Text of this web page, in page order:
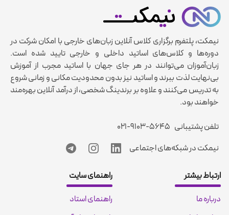
نیمکت، پلتفرم برگزاری کلاس آنلاین زبان‌های خارجی با امکان شرکت در
دوره‌ها و کلاس‌های اساتید داخلی و خارجی تایید شده است.
زبان‌آموزان می‌توانند در هر جای جهان با اساتید مجرب از آموزش
بی‌نهایت لذت ببرند و اساتید نیز بدون محدودیت مکانی و زمانی شروع
به تدریس می‌کنند و علاوه بر برندینگ شخصی، از درآمد آنلاین بهره‌مند
خواهند بود.
تلفن پشتیبانی ۰۲۱-۹۱۰۳-۵۶۴۵
نیمکت در شبکه‌های اجتماعی
ارتباط بیشتر
درباره ما
راهنمای سایت
راهنمای استاد